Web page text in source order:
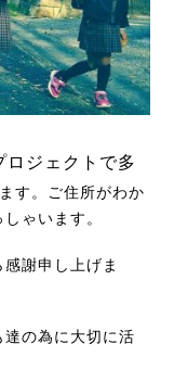
ロジェクトで多
す。ご住所がわか
ゃいます。
謝申し上げま
の為に大切に活